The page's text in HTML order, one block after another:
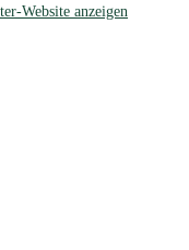
Website anzeigen